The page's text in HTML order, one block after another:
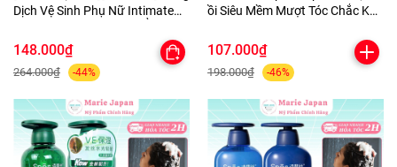
Dịch Vệ Sinh Phụ Nữ Intimate
KhửMùi CânBằng PH Chai
200ml-TẶNG 1MASK
148.000₫
264.000₫ -44%
ồi Siêu Mềm Mượt Tóc Chắc Khỏ
ýp 200ml
107.000₫
198.000₫ -46%